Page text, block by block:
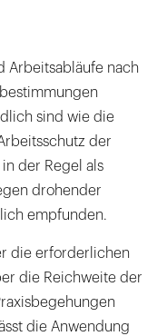
Land zu Land
Arbeitsabläufe nach
sind wie die
der
der Regel als
drohender
empfunden.
die erforderlichen
die Reichweite der
die Anwendung